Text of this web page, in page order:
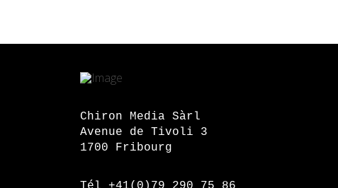
Chiron Media Sàrl
Avenue de Tivoli 3
1700 Fribourg